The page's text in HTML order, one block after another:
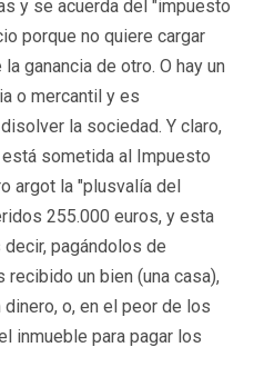
y se acuerda del "impuesto
porque no quiere cargar
ganancia de otro. O hay un
o mercantil y es
la sociedad. Y claro,
sometida al Impuesto
argot la "plusvalía del
255.000 euros, y esta
pagándolos de
un bien (una casa),
o, en el peor de los
inmueble para pagar los